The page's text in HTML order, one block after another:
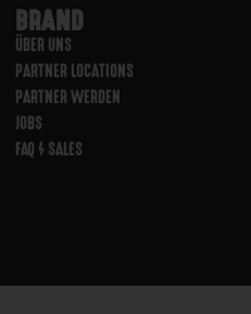
BRAND
ÜBER UNS
PARTNER LOCATIONS
PARTNER WERDEN
JOBS
FAQ / SALES